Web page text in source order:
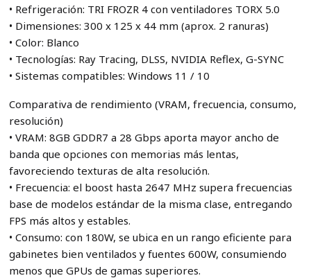
• Refrigeración: TRI FROZR 4 con ventiladores TORX 5.0
• Dimensiones: 300 x 125 x 44 mm (aprox. 2 ranuras)
• Color: Blanco
• Tecnologías: Ray Tracing, DLSS, NVIDIA Reflex, G-SYNC
• Sistemas compatibles: Windows 11 / 10
Comparativa de rendimiento (VRAM, frecuencia, consumo,
resolución)
• VRAM: 8GB GDDR7 a 28 Gbps aporta mayor ancho de
banda que opciones con memorias más lentas,
favoreciendo texturas de alta resolución.
• Frecuencia: el boost hasta 2647 MHz supera frecuencias
base de modelos estándar de la misma clase, entregando
FPS más altos y estables.
• Consumo: con 180W, se ubica en un rango eficiente para
gabinetes bien ventilados y fuentes 600W, consumiendo
menos que GPUs de gamas superiores.